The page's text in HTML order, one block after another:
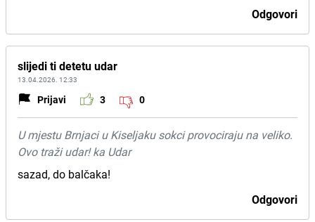
Odgovori
slijedi ti detetu udar
13.04.2026. 12:33
Prijavi 3 0
U mjestu Brnjaci u Kiseljaku sokci provociraju na veliko.
Ovo traži udar! ka Udar
sazad, do balčaka!
Odgovori